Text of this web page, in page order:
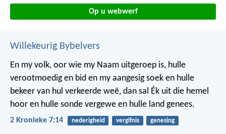
Op u webwerf
Willekeurig Bybelvers
En my volk, oor wie my Naam uitgeroep is, hulle
verootmoedig en bid en my aangesig soek en hulle
bekeer van hul verkeerde weë, dan sal Ék uit die hemel
hoor en hulle sonde vergewe en hulle land genees.
2 Kronieke 7:14 nederigheid vergifnis genesing